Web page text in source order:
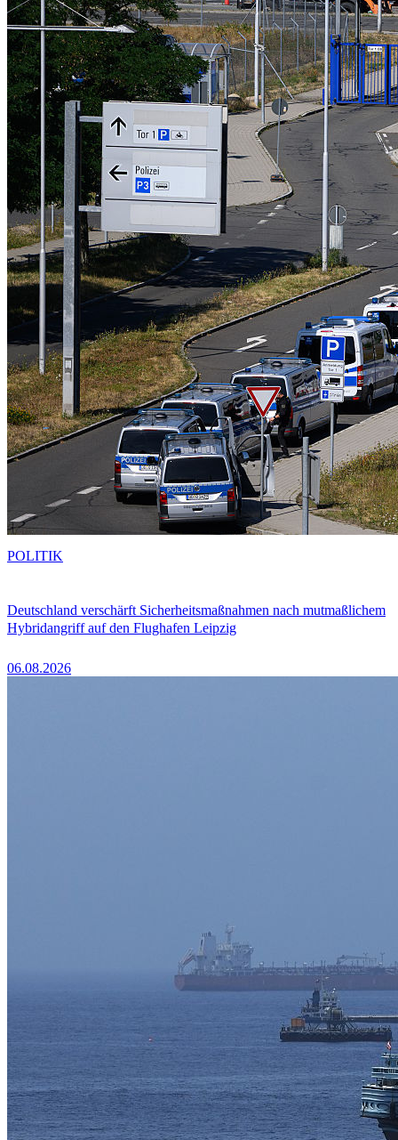
Deutschland verschärft Sicherheitsmaßnahmen nach mutmaßlichem
Hybridangriff auf den Flughafen Leipzig
06.08.2026
POLITIK